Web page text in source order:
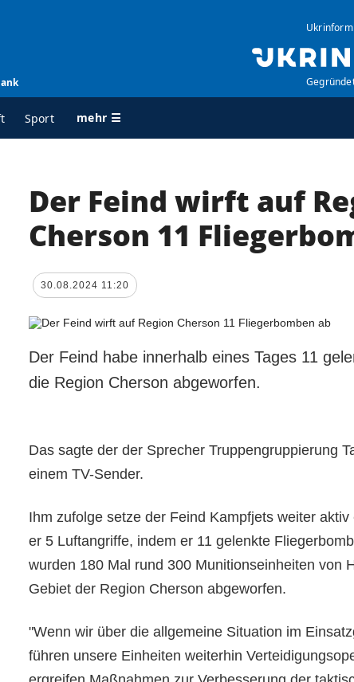
Sport mehr ☰
der
und Kultur
Notfälle
AGENTUR
Kontakte
und zum Schutz
personenbezogener
Daten
Der Feind wirft auf
Cherson 11
30.08.2024 11:20
Der Feind habe innerhalb eines Tages 11
die Region Cherson abgeworfen.
Das sagte der der Sprecher Truppengruppierung
einem TV-Sender.
Ihm zufolge setze der Feind Kampfjets weiter
er 5 Luftangriffe, indem er 11 gelenkte
wurden 180 Mal rund 300 Munitionseinheiten von
Gebiet der Region Cherson abgeworfen.
"Wenn wir über die allgemeine Situation im
führen unsere Einheiten weiterhin